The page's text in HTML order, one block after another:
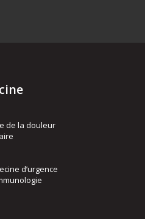
de la douleur
d’urgence